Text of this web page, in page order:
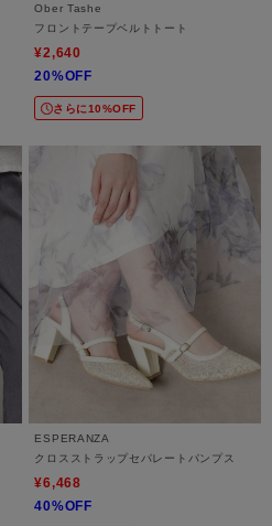
Ober Tashe
フロントテープベルトトート
¥2,640
20%OFF
さらに10%OFF
ESPERANZA
クロスストラップセパレートパンプス
¥6,468
40%OFF